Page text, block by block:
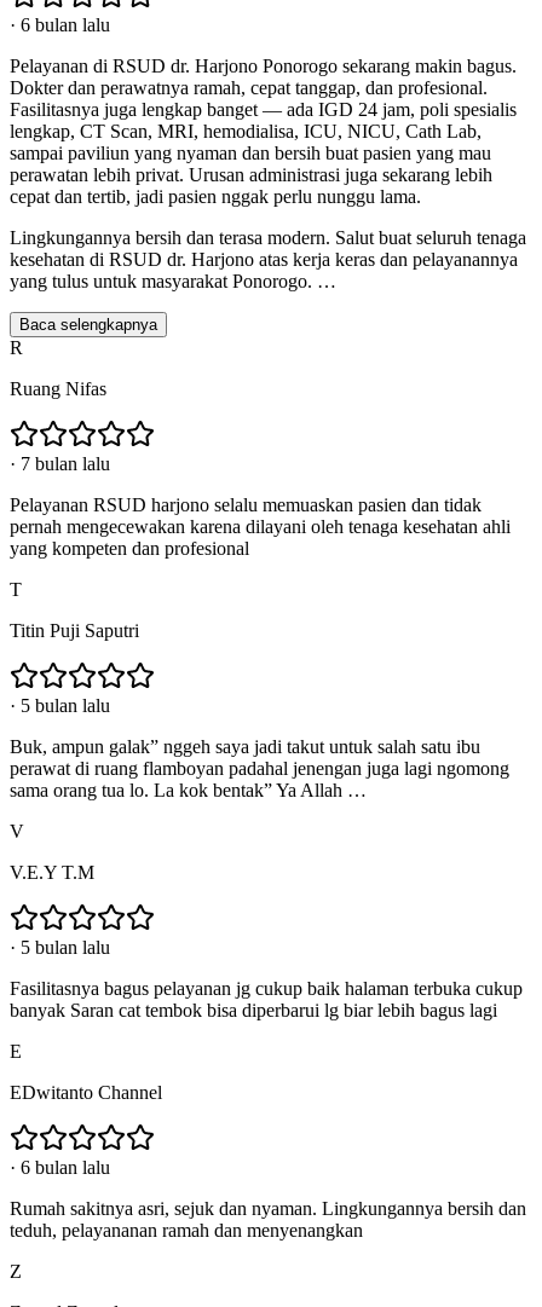
· 6 bulan lalu
Pelayanan di RSUD dr. Harjono Ponorogo sekarang makin bagus.
Dokter dan perawatnya ramah, cepat tanggap, dan profesional.
Fasilitasnya juga lengkap banget — ada IGD 24 jam, poli spesialis
lengkap, CT Scan, MRI, hemodialisa, ICU, NICU, Cath Lab,
sampai paviliun yang nyaman dan bersih buat pasien yang mau
perawatan lebih privat. Urusan administrasi juga sekarang lebih
cepat dan tertib, jadi pasien nggak perlu nunggu lama.
Lingkungannya bersih dan terasa modern. Salut buat seluruh tenaga
kesehatan di RSUD dr. Harjono atas kerja keras dan pelayanannya
yang tulus untuk masyarakat Ponorogo. …
Baca selengkapnya
R
Ruang Nifas
· 7 bulan lalu
Pelayanan RSUD harjono selalu memuaskan pasien dan tidak
pernah mengecewakan karena dilayani oleh tenaga kesehatan ahli
yang kompeten dan profesional
T
Titin Puji Saputri
· 5 bulan lalu
Buk, ampun galak” nggeh saya jadi takut untuk salah satu ibu
perawat di ruang flamboyan padahal jenengan juga lagi ngomong
sama orang tua lo. La kok bentak” Ya Allah …
V
V.E.Y T.M
· 5 bulan lalu
Fasilitasnya bagus pelayanan jg cukup baik halaman terbuka cukup
banyak Saran cat tembok bisa diperbarui lg biar lebih bagus lagi
E
EDwitanto Channel
· 6 bulan lalu
Rumah sakitnya asri, sejuk dan nyaman. Lingkungannya bersih dan
teduh, pelayananan ramah dan menyenangkan
Z